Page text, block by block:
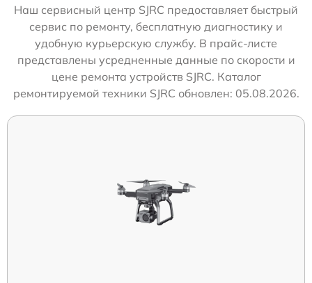
Наш сервисный центр SJRC предоставляет быстрый
сервис по ремонту, бесплатную диагностику и
удобную курьерскую службу. В прайс-листе
представлены усредненные данные по скорости и
цене ремонта устройств SJRC. Каталог
ремонтируемой техники SJRC обновлен: 05.08.2026.